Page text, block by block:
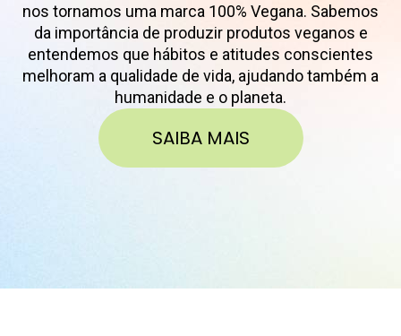
nos tornamos uma marca 100% Vegana. Sabemos
da importância de produzir produtos veganos e
entendemos que hábitos e atitudes conscientes
melhoram a qualidade de vida, ajudando também a
humanidade e o planeta.
SAIBA MAIS